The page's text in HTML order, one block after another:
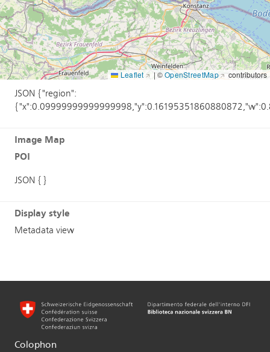
Leaflet | ©OpenStreetMap contributors
Annotations
POI
JSON {"region":
Image Map
POI
JSON {}
Display style
Metadata view
Colophon